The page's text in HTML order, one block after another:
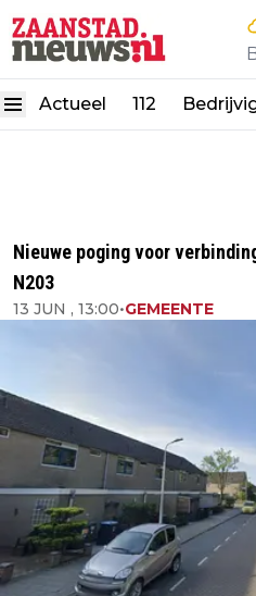
Actueel 112
Nieuwe poging voor
N203
13 JUN , 13:00•GEMEENTE